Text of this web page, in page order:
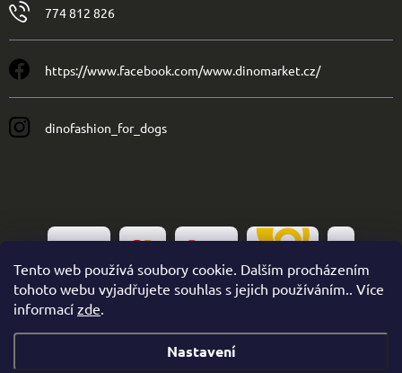
Tento web používá soubory cookie. Dalším procházením
tohoto webu vyjadřujete souhlas s jejich používáním.. Více
informací zde.
Nastavení
774 812 826
https://www.facebook.com/www.dinomarket.cz/
dinofashion_for_dogs